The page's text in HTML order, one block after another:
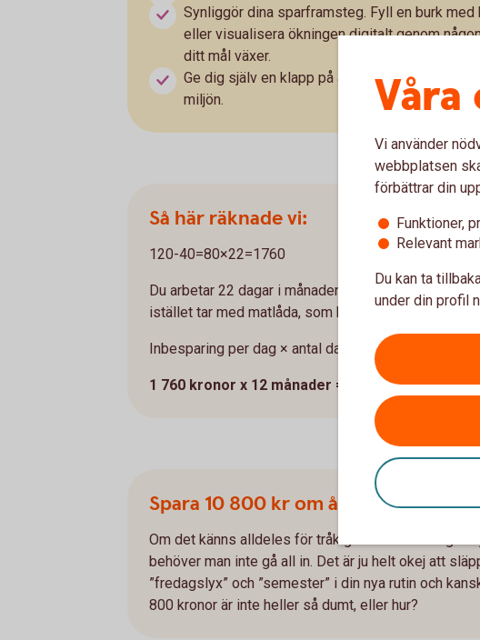
Synliggör dina sparframsteg. Fyll en burk med
eller visualisera ökningen digitalt genom
ditt mål växer.
Ge dig själv en klapp på axeln. Samtidigt som
miljön.
Så här räknade vi:
120-40=80×22=1760
Du arbetar 22 dagar i månaden och köper lunch ute
istället tar med matlåda, som kostar ca 40 kr att laga
Inbesparing per dag × antal dagar per månad =
1 760 kronor x 12 månader = 21 120 kr.
Spara 10 800 kr om året på matlåda
Om det känns alldeles för tråkigt att behöva säga
behöver man inte gå all in. Det är ju helt okej att
”fredagslyx” och ”semester” i din nya rutin och
800 kronor är inte heller så dumt, eller hur?
Vi använder
webbplatsen
förbättrar din
Funktioner,
Relevant
Du kan ta
under din profil